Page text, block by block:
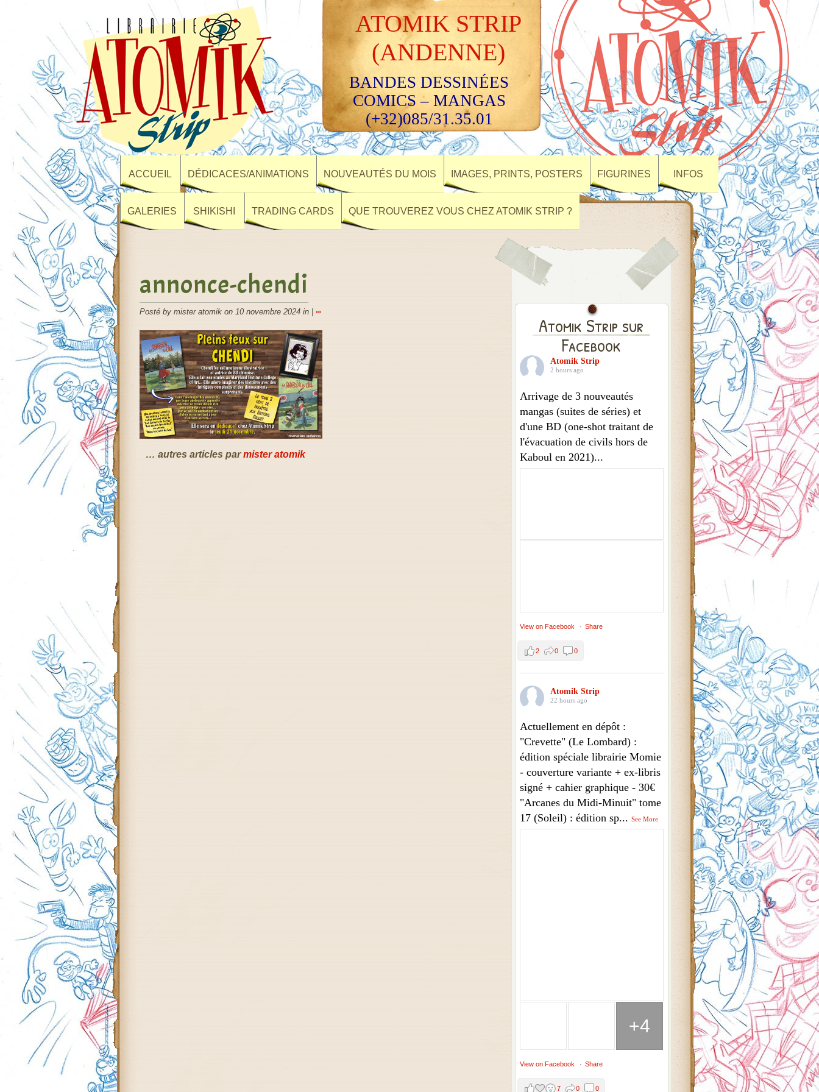
ATOMIK STRIP
(ANDENNE)
BANDES DESSINÉES
COMICS – MANGAS
(+32)085/31.35.01
ACCUEIL DÉDICACES/ANIMATIONS NOUVEAUTÉS DU MOIS IMAGES, PRINTS, POSTERS FIGURINES INFOS
GALERIES SHIKISHI TRADING CARDS QUE TROUVEREZ VOUS CHEZ ATOMIK STRIP ?
annonce-chendi
Posté by mister atomik on 10 novembre 2024 in | ∞
… autres articles parmister atomik
Atomik Strip sur
Facebook
Atomik Strip
2 hours ago
Arrivage de 3 nouveautés
mangas (suites de séries) et
d'une BD (one-shot traitant de
l'évacuation de civils hors de
Kaboul en 2021)...
View on Facebook · Share
2 0 0
Atomik Strip
22 hours ago
Actuellement en dépôt :
"Crevette" (Le Lombard) :
édition spéciale librairie Momie
- couverture variante + ex-libris
signé + cahier graphique - 30€
"Arcanes du Midi-Minuit" tome
17 (Soleil) : édition sp... See More
+4
View on Facebook · Share
7 0 0